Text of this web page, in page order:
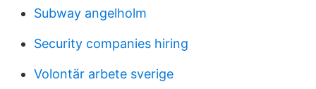
Subway angelholm
Security companies hiring
Volontär arbete sverige